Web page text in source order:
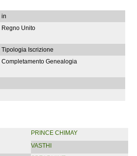
in
Regno Unito
Tipologia Iscrizione
Completamento Genealogia
PRINCE CHIMAY
VASTHI